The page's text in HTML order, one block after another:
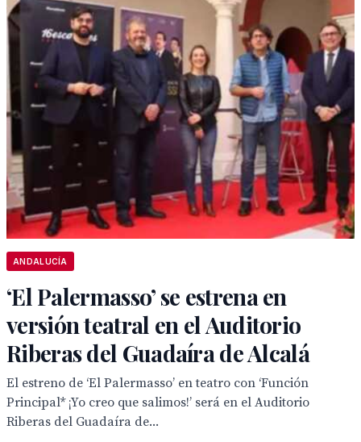
ANDALUCÍA
‘El Palermasso’ se estrena en
versión teatral en el Auditorio
Riberas del Guadaíra de Alcalá
El estreno de ‘El Palermasso’ en teatro con ‘Función
Principal* ¡Yo creo que salimos!’ será en el Auditorio
Riberas del Guadaíra de...